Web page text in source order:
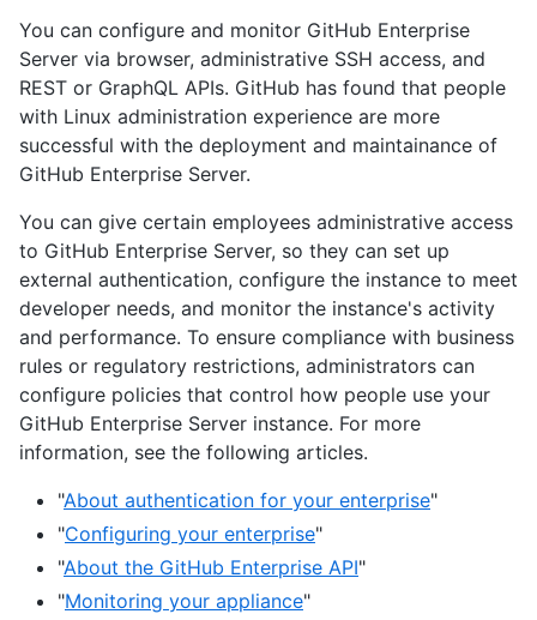
You can configure and monitor GitHub Enterprise
Server via browser, administrative SSH access, and
REST or GraphQL APIs. GitHub has found that people
with Linux administration experience are more
successful with the deployment and maintainance of
GitHub Enterprise Server.
You can give certain employees administrative access
to GitHub Enterprise Server, so they can set up
external authentication, configure the instance to meet
developer needs, and monitor the instance's activity
and performance. To ensure compliance with business
rules or regulatory restrictions, administrators can
configure policies that control how people use your
GitHub Enterprise Server instance. For more
information, see the following articles.
"About authentication for your enterprise"
"Configuring your enterprise"
"About the GitHub Enterprise API"
"Monitoring your appliance"